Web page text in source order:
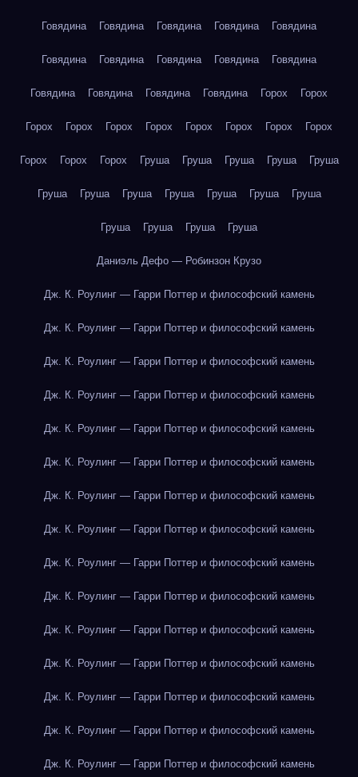
Говядина Говядина Говядина Говядина Говядина
Говядина Говядина Говядина Говядина Говядина
Говядина Говядина Говядина Говядина Горох Горох
Горох Горох Горох Горох Горох Горох Горох Горох
Горох Горох Горох Груша Груша Груша Груша Груша
Груша Груша Груша Груша Груша Груша Груша
Груша Груша Груша Груша
Даниэль Дефо — Робинзон Крузо
Дж. К. Роулинг — Гарри Поттер и философский камень
Дж. К. Роулинг — Гарри Поттер и философский камень
Дж. К. Роулинг — Гарри Поттер и философский камень
Дж. К. Роулинг — Гарри Поттер и философский камень
Дж. К. Роулинг — Гарри Поттер и философский камень
Дж. К. Роулинг — Гарри Поттер и философский камень
Дж. К. Роулинг — Гарри Поттер и философский камень
Дж. К. Роулинг — Гарри Поттер и философский камень
Дж. К. Роулинг — Гарри Поттер и философский камень
Дж. К. Роулинг — Гарри Поттер и философский камень
Дж. К. Роулинг — Гарри Поттер и философский камень
Дж. К. Роулинг — Гарри Поттер и философский камень
Дж. К. Роулинг — Гарри Поттер и философский камень
Дж. К. Роулинг — Гарри Поттер и философский камень
Дж. К. Роулинг — Гарри Поттер и философский камень